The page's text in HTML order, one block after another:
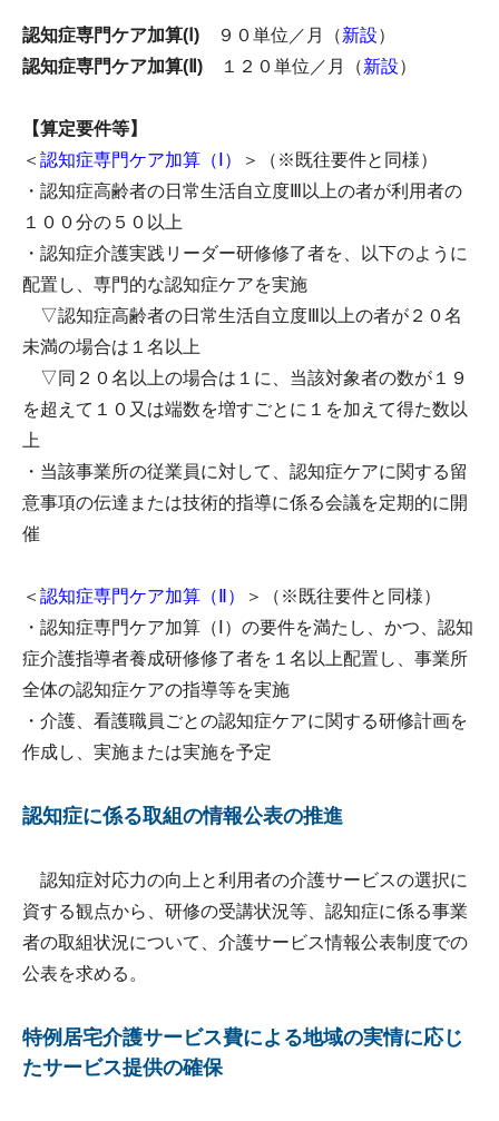
認知症専門ケア加算(Ⅰ) ９０単位／月（新設）
認知症専門ケア加算(Ⅱ) １２０単位／月（新設）
【算定要件等】
＜ 認知症専門ケア加算（Ⅰ）
＞（※既往要件と同様）
・認知症高齢者の日常生活自立度Ⅲ以上の者が利用者の
１００分の５０以上
・認知症介護実践リーダー研修修了者を、以下のように
配置し、専門的な認知症ケアを実施
▽認知症高齢者の日常生活自立度Ⅲ以上の者が２０名
未満の場合は１名以上
▽同２０名以上の場合は１に、当該対象者の数が１９
を超えて１０又は端数を増すごとに１を加えて得た数以
上
・当該事業所の従業員に対して、認知症ケアに関する留
意事項の伝達または技術的指導に係る会議を定期的に開
催
＜ 認知症専門ケア加算（Ⅱ）
＞（※既往要件と同様）
・認知症専門ケア加算（Ⅰ）の要件を満たし、かつ、認知
症介護指導者養成研修修了者を１名以上配置し、事業所
全体の認知症ケアの指導等を実施
・介護、看護職員ごとの認知症ケアに関する研修計画を
作成し、実施または実施を予定
認知症に係る取組の情報公表の推進
認知症対応力の向上と利用者の介護サービスの選択に
資する観点から、研修の受講状況等、認知症に係る事業
者の取組状況について、介護サービス情報公表制度での
公表を求める。
特例居宅介護サービス費による地域の実情に応じ
たサービス提供の確保